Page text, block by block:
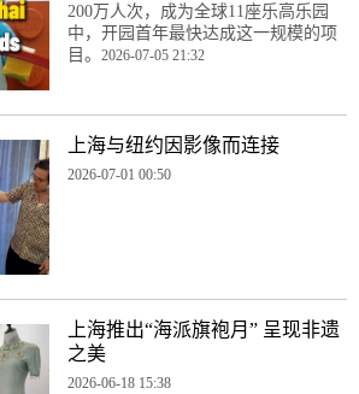
200万人次，成为全球11座乐高乐园
中，开园首年最快达成这一规模的项
目。 2026-07-05 21:32
上海与纽约因影像而连接
2026-07-01 00:50
上海推出“海派旗袍月” 呈现非遗
之美
2026-06-18 15:38